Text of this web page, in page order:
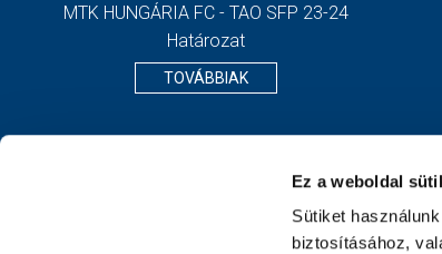
Ez a weboldal
Sütiket
biztosításához,
MTK HUNGÁRIA FC - TAO SFP 23-24
Határozat
TOVÁBBIAK